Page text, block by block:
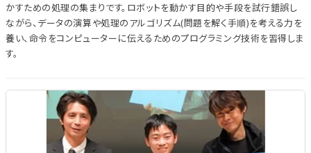
かすための処理の集まりです。ロボットを動かす目的や手段を試行錯誤し
ながら、データの演算や処理のアルゴリズム(問題を解く手順)を考える力を
養い、命令をコンピューターに伝えるためのプログラミング技術を習得しま
す。